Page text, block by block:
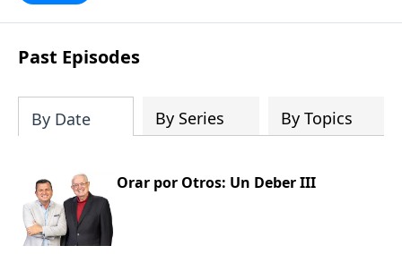
Past Episodes
By Date By Series By Topics
Orar por Otros: Un Deber III